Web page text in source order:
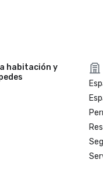
habitación y